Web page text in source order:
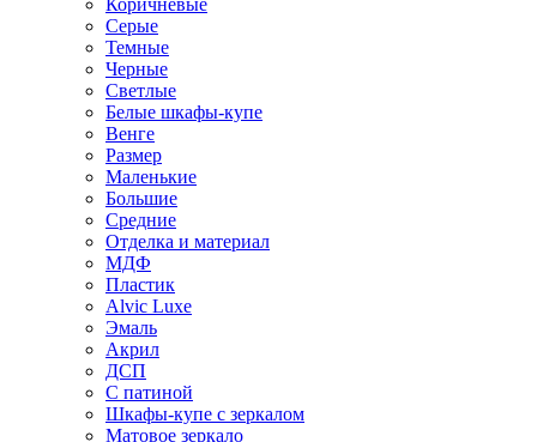
Коричневые
Серые
Темные
Черные
Светлые
Белые шкафы-купе
Венге
Размер
Маленькие
Большие
Средние
Отделка и материал
МДФ
Пластик
Alvic Luxe
Эмаль
Акрил
ДСП
С патиной
Шкафы-купе с зеркалом
Матовое зеркало